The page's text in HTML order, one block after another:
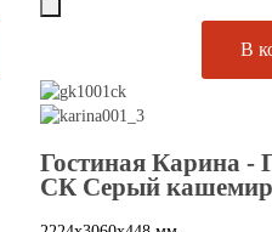
Гостиная Карина -
СК Серый кашемир